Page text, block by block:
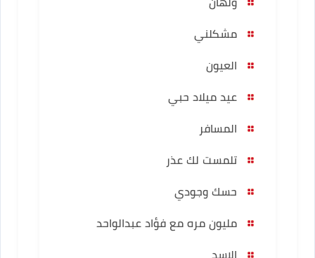
مشكلني
العيون
عيد ميلاد حبي
المسافر
تلمست لك عذر
حسك وجودي
مليون مره مع فؤاد عبدالواحد
الاسد